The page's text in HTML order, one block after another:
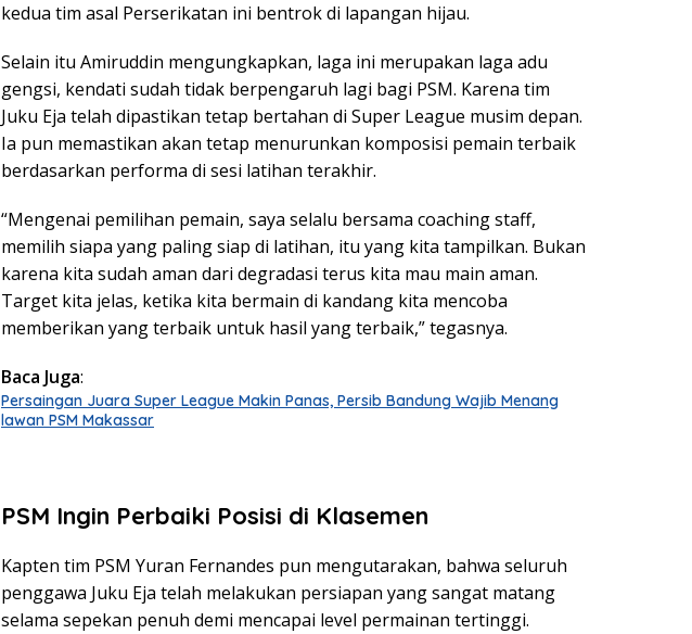
kedua tim asal Perserikatan ini bentrok di lapangan hijau.
Selain itu Amiruddin mengungkapkan, laga ini merupakan laga adu
gengsi, kendati sudah tidak berpengaruh lagi bagi PSM. Karena tim
Juku Eja telah dipastikan tetap bertahan di Super League musim depan.
Ia pun memastikan akan tetap menurunkan komposisi pemain terbaik
berdasarkan performa di sesi latihan terakhir.
“Mengenai pemilihan pemain, saya selalu bersama coaching staff,
memilih siapa yang paling siap di latihan, itu yang kita tampilkan. Bukan
karena kita sudah aman dari degradasi terus kita mau main aman.
Target kita jelas, ketika kita bermain di kandang kita mencoba
memberikan yang terbaik untuk hasil yang terbaik,” tegasnya.
Baca Juga:
Persaingan Juara Super League Makin Panas, Persib Bandung Wajib Menang
lawan PSM Makassar
PSM Ingin Perbaiki Posisi di Klasemen
Kapten tim PSM Yuran Fernandes pun mengutarakan, bahwa seluruh
penggawa Juku Eja telah melakukan persiapan yang sangat matang
selama sepekan penuh demi mencapai level permainan tertinggi.